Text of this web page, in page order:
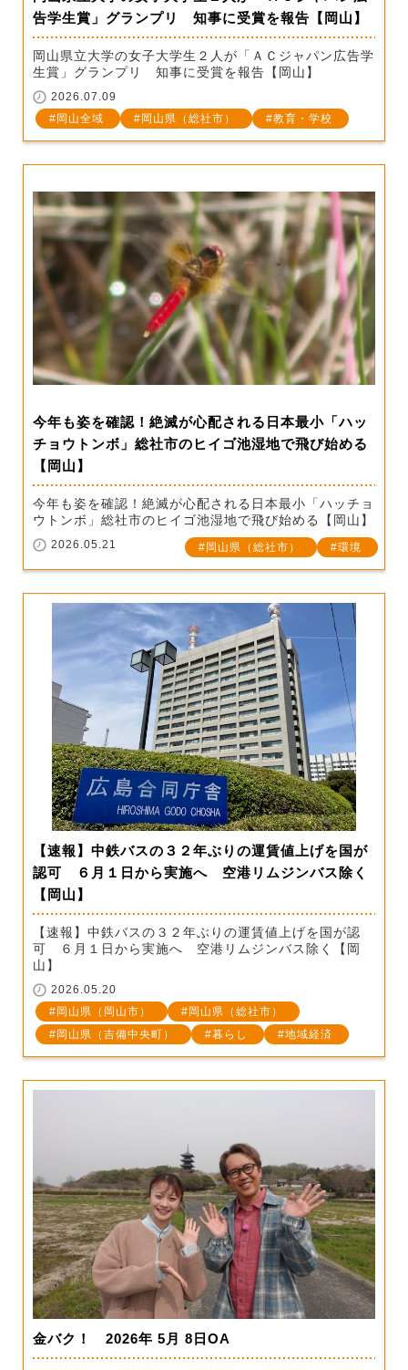
告学生賞」グランプリ 知事に受賞を報告【岡山】
岡山県立大学の女子大学生２人が「ＡＣジャパン広告学
生賞」グランプリ 知事に受賞を報告【岡山】
2026.07.09
岡山全域
岡山県（総社市） 教育・学校
今年も姿を確認！絶滅が心配される日本最小「ハッ
チョウトンボ」総社市のヒイゴ池湿地で飛び始める
【岡山】
今年も姿を確認！絶滅が心配される日本最小「ハッチョ
ウトンボ」総社市のヒイゴ池湿地で飛び始める【岡山】
2026.05.21 岡山県（総社市） 環境
【速報】中鉄バスの３２年ぶりの運賃値上げを国が
認可 ６月１日から実施へ 空港リムジンバス除く
【岡山】
【速報】中鉄バスの３２年ぶりの運賃値上げを国が認
可 ６月１日から実施へ 空港リムジンバス除く【岡
山】
2026.05.20
岡山県（岡山市）
岡山県（総社市）
岡山県（吉備中央町）
暮らし 地域経済
金バク！ 2026年 5月 8日OA